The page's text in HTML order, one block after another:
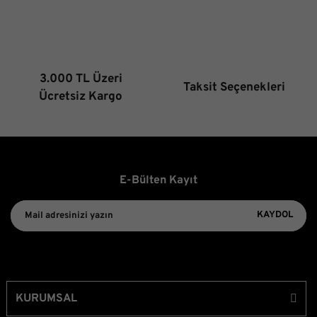
3.000 TL Üzeri
Ücretsiz Kargo
Taksit Seçenekleri
E-Bülten Kayıt
KAYDOL
KURUMSAL